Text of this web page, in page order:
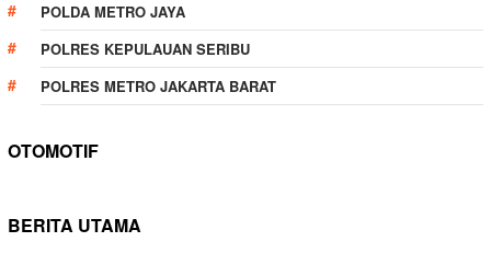
POLDA METRO JAYA
POLRES KEPULAUAN SERIBU
POLRES METRO JAKARTA BARAT
OTOMOTIF
BERITA UTAMA